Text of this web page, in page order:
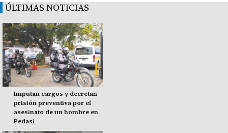
ÚLTIMAS NOTICIAS
Imputan cargos y decretan
prisión preventiva por el
asesinato de un hombre en
Pedasí